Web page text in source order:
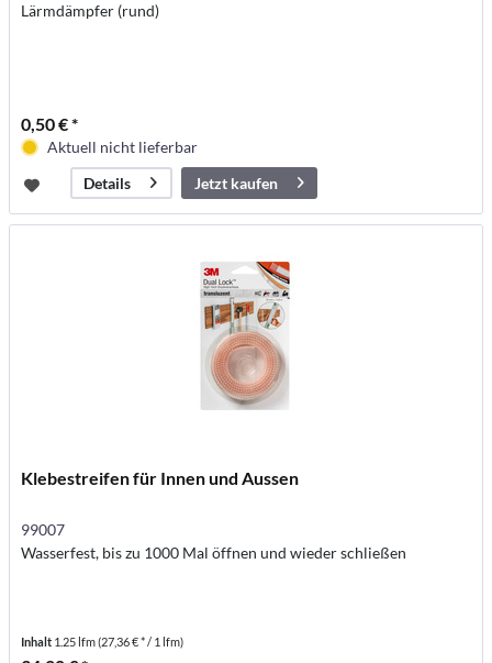
Lärmdämpfer (rund)
0,50 € *
Aktuell nicht lieferbar
Details
Jetzt kaufen
Klebestreifen für Innen und Aussen
99007
Wasserfest, bis zu 1000 Mal öffnen und wieder schließen
Inhalt 1.25 lfm(27,36 € * / 1 lfm)